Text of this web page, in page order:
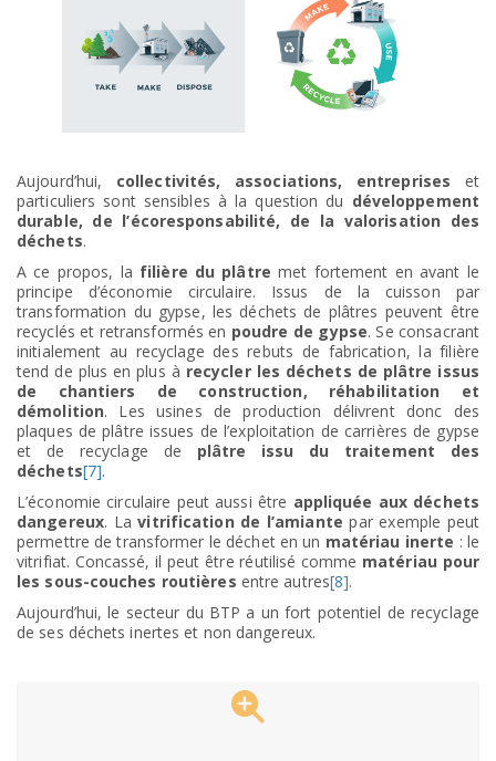
Aujourd’hui, collectivités, associations, entreprises et
particuliers sont sensibles à la question du développement
durable, de l’écoresponsabilité, de la valorisation des
déchets.
A ce propos, la filière du plâtre met fortement en avant le
principe d’économie circulaire. Issus de la cuisson par
transformation du gypse, les déchets de plâtres peuvent être
recyclés et retransformés en poudre de gypse. Se consacrant
initialement au recyclage des rebuts de fabrication, la filière
tend de plus en plus à recycler les déchets de plâtre issus
de chantiers de construction, réhabilitation et
démolition. Les usines de production délivrent donc des
plaques de plâtre issues de l’exploitation de carrières de gypse
et de recyclage de plâtre issu du traitement des
déchets[7].
L’économie circulaire peut aussi être appliquée aux déchets
dangereux. Lavitrification de l’amiante par exemple peut
permettre de transformer le déchet en un matériau inerte : le
vitrifiat. Concassé, il peut être réutilisé comme matériau pour
les sous-couches routières entre autres[8].
Aujourd’hui, le secteur du BTP a un fort potentiel de recyclage
de ses déchets inertes et non dangereux.